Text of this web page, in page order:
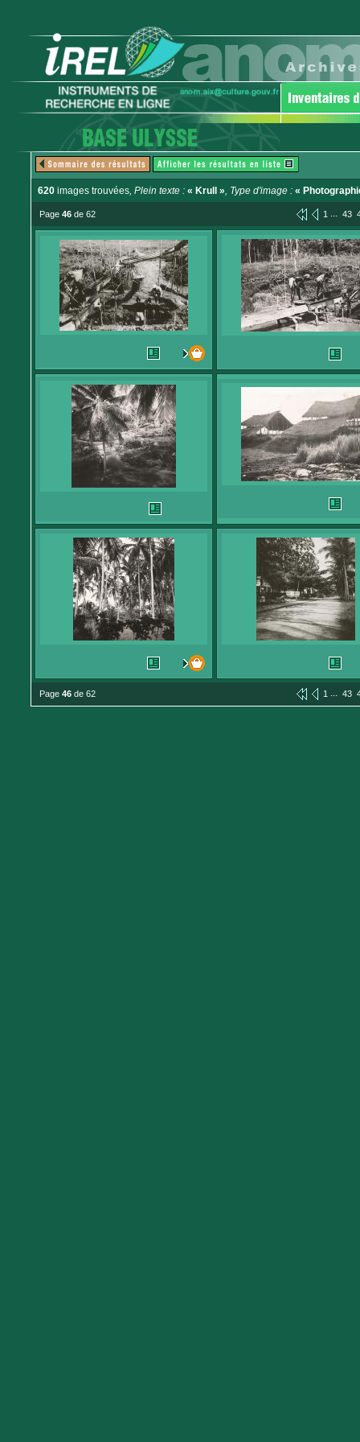
620 images trouvées, Plein texte : « Krull », Type d'image : «
Page 46 de 62 1 ... 43
Page 46 de 62 1 ... 43